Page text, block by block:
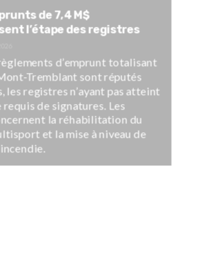
de 7,4 M$
l’étape des registres
d’emprunt totalisant
Tremblant sont réputés
les registres n’ayant pas atteint
requis de signatures. Les
la réhabilitation du
et la mise à niveau de